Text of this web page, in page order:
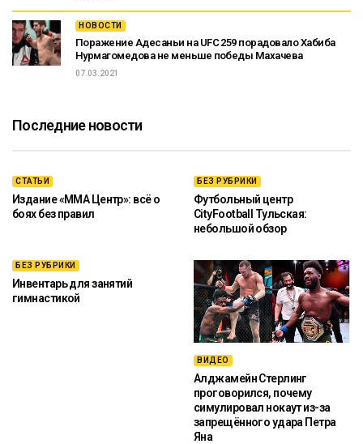
НОВОСТИ
Поражение Адесаньи на UFC 259 порадовало Хабиба
Нурмагомедова не меньше победы Махачева
07.03.2021
Последние новости
СТАТЬИ
Издание «ММА Центр»: всё о
боях без правил
БЕЗ РУБРИКИ
Футбольный центр
CityFootball Тульская:
небольшой обзор
БЕЗ РУБРИКИ
Инвентарь для занятий
гимнастикой
ВИДЕО
Алджамейн Стерлинг
проговорился, почему
симулировал нокаут из-за
запрещённого удара Петра
Яна